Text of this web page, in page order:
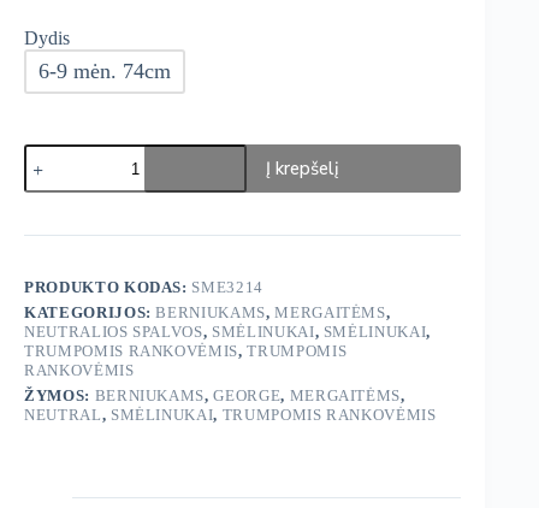
Dydis
6-9 mėn. 74cm
produkto
kiekis:
George
Smėlinukai
Į krepšelį
PRODUKTO KODAS: SME3214
KATEGORIJOS:BERNIUKAMS,MERGAITĖMS,
NEUTRALIOS SPALVOS, SMĖLINUKAI, SMĖLINUKAI,
TRUMPOMIS RANKOVĖMIS,TRUMPOMIS
RANKOVĖMIS
ŽYMOS: BERNIUKAMS,GEORGE, MERGAITĖMS,
NEUTRAL, SMĖLINUKAI, TRUMPOMIS RANKOVĖMIS